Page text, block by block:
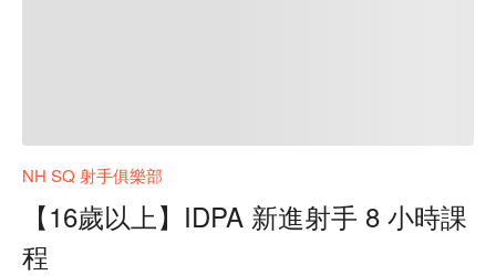
NH SQ 射手俱樂部
【16歲以上】IDPA 新進射手 8 小時課
程